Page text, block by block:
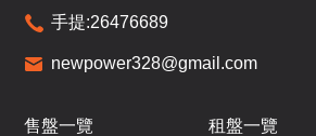
/
4房(2套)
B
手提:26476689
newpower328@gmail.com
售盤一覽 租盤一覽